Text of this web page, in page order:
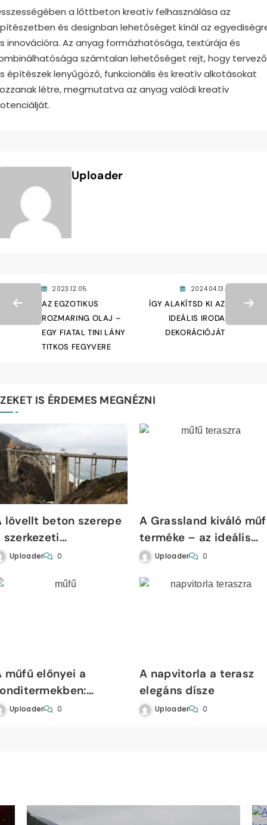
a lőttbeton kreatív felhasználása az
és designban lehetőséget kínál az
innovációra. Az anyag formázhatósága, textúrája és
számtalan lehetőséget rejt, hogy
építészek lenyűgöző, funkcionális és kreatív alkotásokat
létre, megmutatva az anyag valódi kreatív
Uploader
2023.12.05.
AZ EGZOTIKUS
ROZMARING OLAJ –
EGY FIATAL TINI LÁNY
TITKOS FEGYVERE
2024.04.13.
ÍGY ALAKÍTSD KI AZ
IDEÁLIS IRODA
DEKORÁCIÓJÁT
IS ÉRDEMES MEGNÉZNI
lövellt beton szerepe
szerkezeti
Uploader 0
A Grassland kiváló
terméke – az ideális
megoldás teraszokhoz
Uploader 0
műfű előnyei a
tartósság
Uploader 0
A napvitorla a terasz
elegáns dísze
Uploader 0